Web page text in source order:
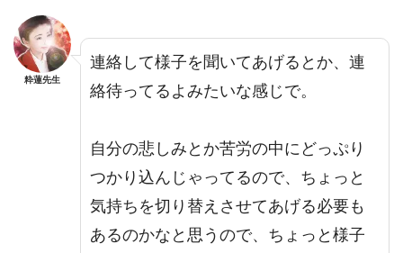
粋蓮先生
連絡して様子を聞いてあげるとか、連
絡待ってるよみたいな感じで。
自分の悲しみとか苦労の中にどっぷり
つかり込んじゃってるので、ちょっと
気持ちを切り替えさせてあげる必要も
あるのかなと思うので、ちょっと様子